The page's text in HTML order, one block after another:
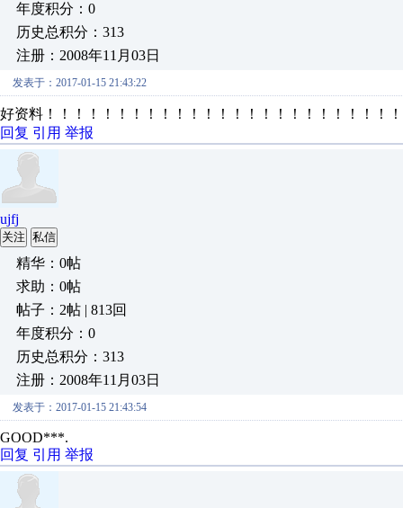
年度积分：0
历史总积分：313
注册：2008年11月03日
发表于：2017-01-15 21:43:22
好资料！！！！！！！！！！！！！！！！！！！！！！！！
回复 引用 举报
ujfj
关注 私信
精华：0帖
求助：0帖
帖子：2帖 | 813回
年度积分：0
历史总积分：313
注册：2008年11月03日
发表于：2017-01-15 21:43:54
GOOD***.
回复 引用 举报